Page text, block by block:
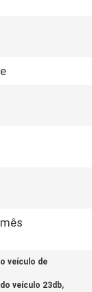
veículo de
veículo 23db,